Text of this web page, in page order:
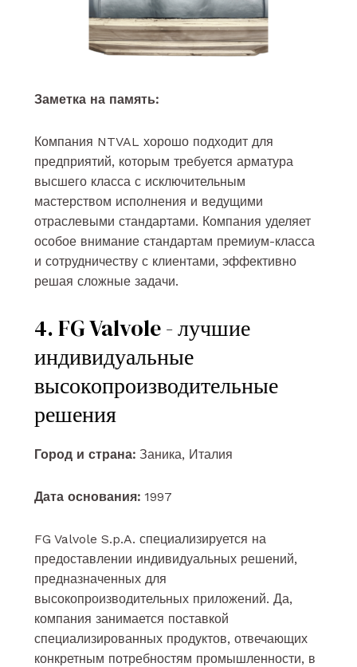
Заметка на память:
Компания NTVAL хорошо подходит для
предприятий, которым требуется арматура
высшего класса с исключительным
мастерством исполнения и ведущими
отраслевыми стандартами. Компания уделяет
особое внимание стандартам премиум-класса
и сотрудничеству с клиентами, эффективно
решая сложные задачи.
4. FG Valvole - лучшие
индивидуальные
высокопроизводительные
решения
Город и страна:Заника, Италия
Дата основания:1997
FG Valvole S.p.A. специализируется на
предоставлении индивидуальных решений,
предназначенных для
высокопроизводительных приложений. Да,
компания занимается поставкой
специализированных продуктов, отвечающих
конкретным потребностям промышленности, в